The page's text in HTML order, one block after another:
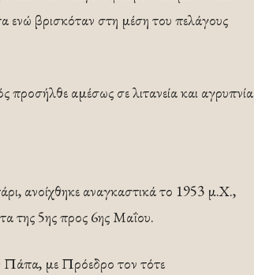
ενώ βρισκόταν στη μέση του πελάγους
αμέσως σε λιτανεία και αγρυπνία
ανοίχθηκε αναγκαστικά το 1953 μ.Χ.,
της 5ης προς 6ης Μαΐου.
Πάπα, με Πρόεδρο τον τότε